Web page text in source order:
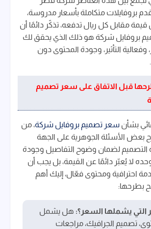
بروفايلات متكاملة بأسعار مدروسة،
مقابل كل ريال تدفعه، تذكّر دائمًا أن
بروفايل شركة هو ذلك الذي يحقق لك
وفعالية التأثير، وجودة المحتوى دون
قبل الاتفاق على سعر تصميم
بشأن سعر تصميم بروفايل شركة، من
بعض الأسئلة الجوهرية على الجهة
التصميم لضمان وضوح التفاصيل وجودة
لا يُعبّر دائمًا عن القيمة، بل يجب أن
احترافية ومحتوى فعّال، إليك أهم
بطرحها:
التي يشملها السعر؟: هل يشمل
تصميم الجرافيك، مراجعات